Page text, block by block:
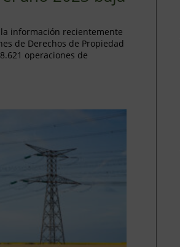
información recientemente
de Derechos de Propiedad
operaciones de